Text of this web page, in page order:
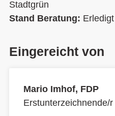
Stadtgrün
Stand Beratung: Erledigt
Eingereicht von
Mario Imhof, FDP
Erstunterzeichnende/r